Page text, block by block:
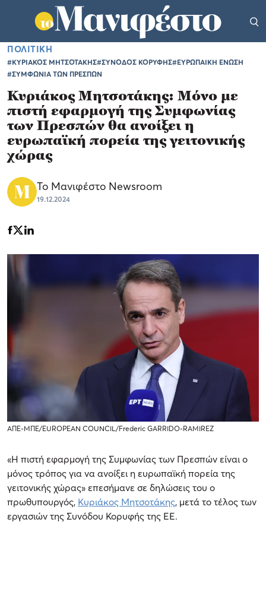
ΠΟΛΙΤΙΚΗ
#ΚΥΡΙΑΚΟΣ ΜΗΤΣΟΤΑΚΗΣ#ΣΥΝΟΔΟΣ ΚΟΡΥΦΗΣ#ΕΥΡΩΠΑΙΚΗ ΕΝΩΣΗ
#ΣΥΜΦΩΝΙΑ ΤΩΝ ΠΡΕΣΠΩΝ
Κυριάκος Μητσοτάκης: Μόνο με
πιστή εφαρμογή της Συμφωνίας
των Πρεσπών θα ανοίξει η
ευρωπαϊκή πορεία της γειτονικής
χώρας
Το Μανιφέστο Newsroom
19.12.2024
ΑΠΕ-ΜΠΕ/EUROPEAN COUNCIL/Frederic GARRIDO-RAMIREZ
«H πιστή εφαρμογή της Συμφωνίας των Πρεσπών είναι ο
μόνος τρόπος για να ανοίξει η ευρωπαϊκή πορεία της
γειτονικής χώρας» επεσήμανε σε δηλώσεις του ο
πρωθυπουργός, Κυριάκος Μητσοτάκης, μετά το τέλος των
εργασιών της Συνόδου Κορυφής της ΕΕ.